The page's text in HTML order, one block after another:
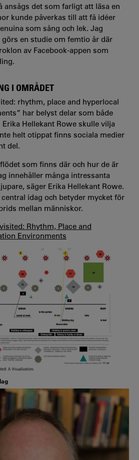
ansågs det som farligt att läsa en
kunde påverkas till att få idéer
som sång och lek. Jag
en studie om femtio år där
av Facebook-appen som
I OMRÅDET
rhythm, place and hyperlocal
har belyst delar som både
Hellekant Rowe skulle vilja
helt otippat finns sociala medier
del.
som finns där och hur de är
innehåller många intressanta
säger Erika Hellekant Rowe.
idag och betyder mycket för
mellan människor.
Rhythm, Place and
Environments